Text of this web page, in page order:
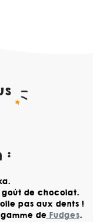
:
de chocolat.
pas aux dents !
de Fudges.